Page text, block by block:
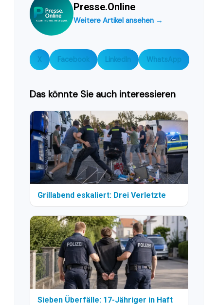
Presse.Online
Weitere Artikel ansehen →
X Facebook LinkedIn WhatsApp
Das könnte Sie auch interessieren
Grillabend eskaliert: Drei Verletzte
Sieben Überfälle: 17-Jähriger in Haft